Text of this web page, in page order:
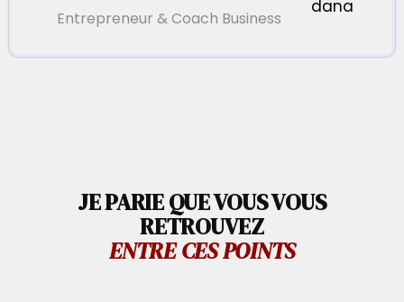
Entrepreneur & Coach Business
JE PARIE QUE VOUS VOUS
RETROUVEZ
ENTRE CES POINTS